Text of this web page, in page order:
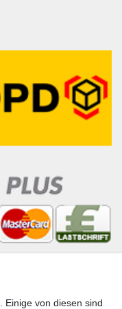
Einige von diesen sind